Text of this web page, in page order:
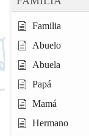
Familia
Abuelo
Abuela
Papá
Mamá
Hermano